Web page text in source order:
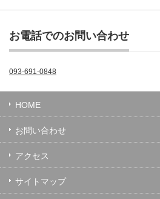
お電話でのお問い合わせ
093-691-0848
HOME
お問い合わせ
アクセス
サイトマップ